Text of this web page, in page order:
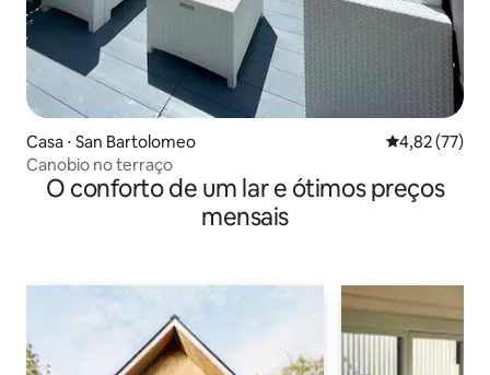
Casa ⋅ San Bartolomeo 4,82 de uma
4,82 (77)
Canobio no terraço
O conforto de um lar e ótimos preços
mensais